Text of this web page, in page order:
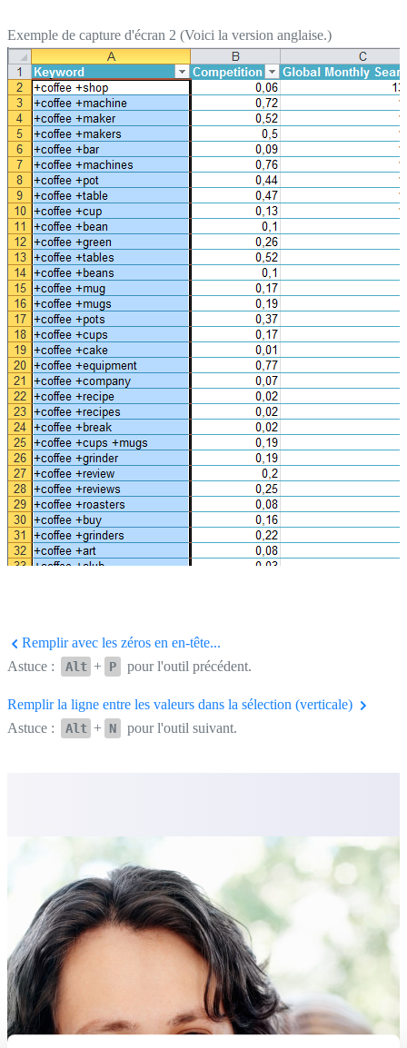
Exemple de capture d'écran 2 (Voici la version anglaise.)
Remplir avec les zéros en en-tête...
Astuce :
Alt + P pour l'outil précédent.
Remplir la ligne entre les valeurs dans la sélection (verticale)
Astuce :
Alt + N pour l'outil suivant.